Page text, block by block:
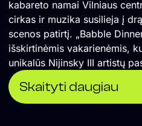
kabareto namai Vilniaus
cirkas ir muzika susilieja į
scenos patirtį. „Babble
išskirtinėmis vakarienėmis,
unikalūs Nijinsky III artistų
Skaityti daugiau